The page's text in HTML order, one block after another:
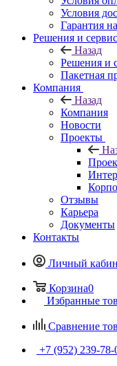
Условия
Гарантия
Решения и
Назад
Решения и
Пакетная
Компания
Назад
Компания
Новости
Проекты
Отзывы
Карьера
Документы
Контакты
Личный
Корзина0
Избранные
Сравнение
+7 (952) 239-78-